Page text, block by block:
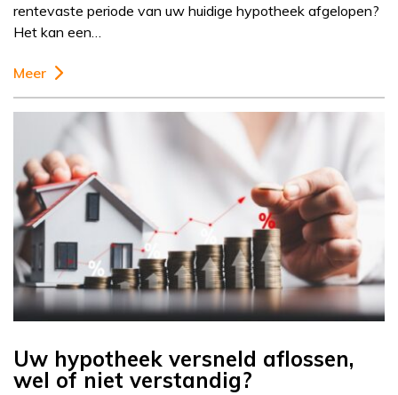
rentevaste periode van uw huidige hypotheek afgelopen?
Het kan een…
Meer
Uw hypotheek versneld aflossen,
wel of niet verstandig?